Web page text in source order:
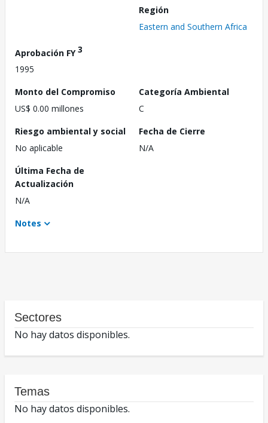
Región
Eastern and Southern Africa
Aprobación FY3
1995
Monto del Compromiso
US$ 0.00 millones
Categoría Ambiental
C
Riesgo ambiental y social
No aplicable
Fecha de Cierre
N/A
Última Fecha de
Actualización
N/A
Notes
Sectores
No hay datos disponibles.
Temas
No hay datos disponibles.